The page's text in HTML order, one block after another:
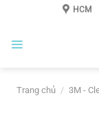
HCM
Trang chủ / 3M -